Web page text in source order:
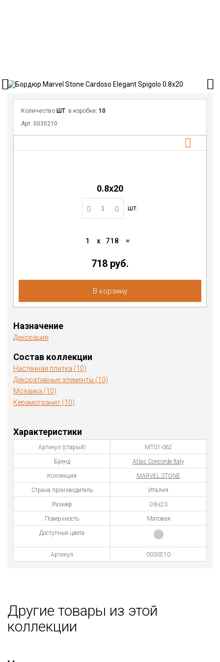
Количество ШТ. в коробке: 10
Арт. 0030210
0.8х20
шт.
1 x 718 =
718 руб.
В корзину
Назначение
Декорация
Состав коллекции
Настенная плитка (10)
Декоративные элементы (10)
Мозаика (10)
Керамогранит (10)
Характеристики
Артикул (старый) MT01-062
Бренд Atlas Concorde Italy
Коллекция MARVEL STONE
Страна производитель Италия
Размер 0.8х20
Поверхность Матовая
Доступные цвета
Артикул 0030210
Другие товары из этой
коллекции